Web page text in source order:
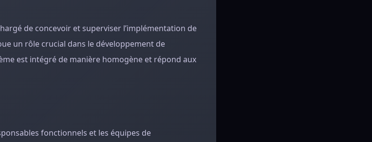
de concevoir et superviser l’implémentation de
un rôle crucial dans le développement de
est intégré de manière homogène et répond aux
fonctionnels et les équipes de